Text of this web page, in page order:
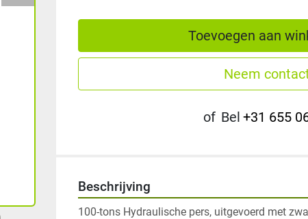
Toevoegen aan
Neem
of Bel +31 655
Beschrijving
100-tons Hydraulische pers, uitgevoerd met